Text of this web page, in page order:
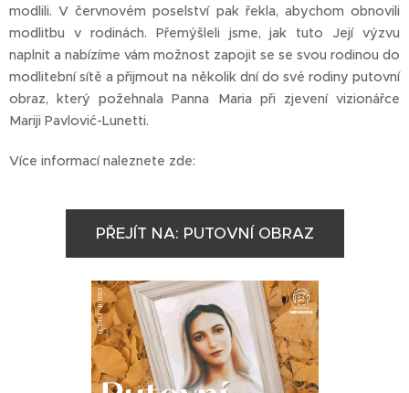
modlili. V červnovém poselství pak řekla, abychom obnovili
modlitbu v rodinách. Přemýšleli jsme, jak tuto Její výzvu
naplnit a nabízíme vám možnost zapojit se se svou rodinou do
modlitební sítě a přijmout na několik dní do své rodiny putovní
obraz, který požehnala Panna Maria při zjevení vizionářce
Mariji Pavlović-Lunetti.
Více informací naleznete zde:
PŘEJÍT NA: PUTOVNÍ OBRAZ